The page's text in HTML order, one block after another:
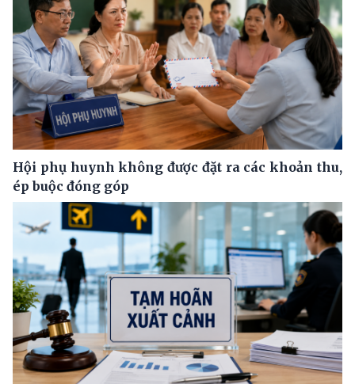
Hội phụ huynh không được đặt ra các khoản thu,
ép buộc đóng góp